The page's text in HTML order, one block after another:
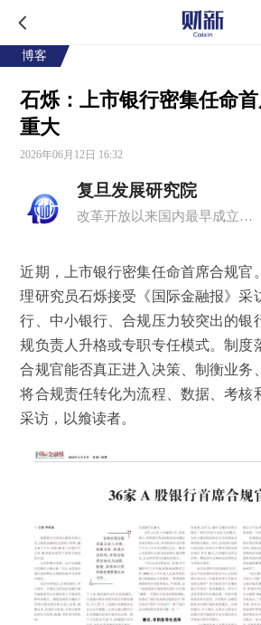
博客
石烁：上市银行密集任命
重大
2026年06月12日 16:32
复旦发展研究院
改革开放以来国内最早成立的高校智库之一，也是 “中国十大影响力智库”
近期，上市银行密集任命首席合规官
理研究员石烁接受《国际金融报》采
行、中小银行、合规压力较突出的银
规负责人升格或专职专任模式。制度
合规官能否真正进入决策、制衡业务
将合规责任转化为流程、数据、考核
采访，以飨读者。